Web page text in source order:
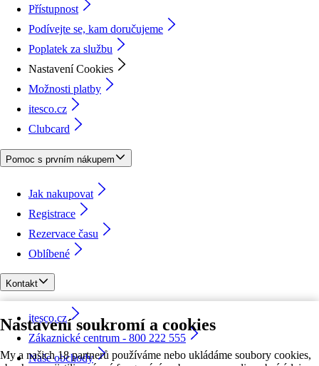
Nastavení soukromí a cookies
My a našich 18 partnerů používáme nebo ukládáme soubory cookies,
Přístupnost
Podívejte se, kam doručujeme
Poplatek za službu
Nastavení Cookies
Možnosti platby
itesco.cz
Clubcard
Pomoc s prvním nákupem
Jak nakupovat
Registrace
Rezervace času
Oblíbené
Kontakt
itesco.cz
Zákaznické centrum - 800 222 555
Naše obchody